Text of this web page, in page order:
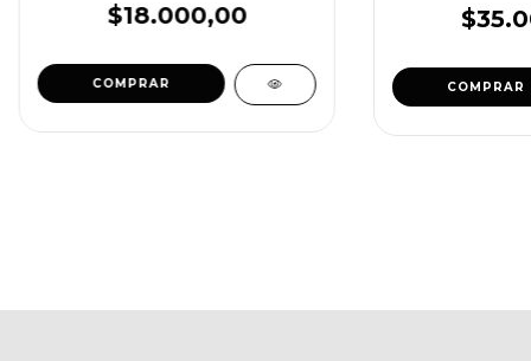
$18.000,00